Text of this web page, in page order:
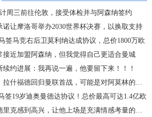
周三前往伦敦，接受体检并与阿森纳签约
让摩洛哥举办2030世界杯决赛，以换取支持
签马竞右后卫莫利纳达成协议，总价1800万欧
接近加盟阿森纳，但我觉得自己更适合曼城
约进展：我再说一遍，他要留下来！！！
什福德回归曼联首战，可能是对阿莫林的米兰
签19岁迪奥曼德达协议！总价最高可达1.4亿欧
克感到高兴，让他上场是充满情感考量的决定